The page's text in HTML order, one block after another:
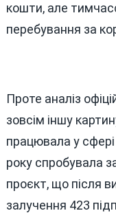
кошти, але
перебування за
Проте аналіз
зовсім іншу
працювала у
року спробувала
проєкт, що після
залучення 423